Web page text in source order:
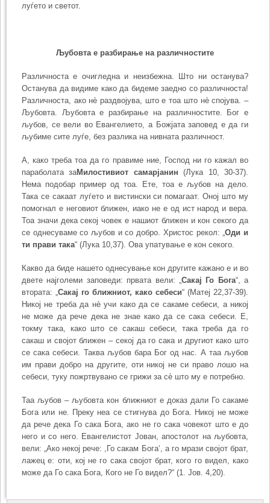
луѓето и светот.
Љубовта е разбирање на различностите
Различноста е очигледна и неизбежна. Што ни останува?
Останува да видиме како да бидеме заедно со различноста!
Различноста, ако нè раздвојува, што е тоа што нè спојува. –
Љубовта. Љубовта е разбирање на различностите. Бог е
љубов, се вели во Евангелието, а Божјата заповед е да ги
љубиме сите луѓе, без разлика на нивната различност.
А, како треба тоа да го правиме ние, Господ ни го кажал во
параболата заМилостивиот самарјанин (Лука 10, 30-37).
Нема подобар пример од тоа. Ете, тоа е љубов на дело.
Така се сакаат луѓето и вистински си помагаат. Оној што му
помогнал е неговиот ближен, иако не е од ист народ и вера.
Тоа значи дека секој човек е нашиот ближен и кон секого да
се однесуваме со љубов и со добро. Христос рекол: „Оди и
ти прави така“ (Лука 10,37). Ова упатување е кон секого.
Какво да биде нашето однесување кон другите кажано е и во
двете најголеми заповеди: првата вели: „ Сакај Го Бога“, а
втората: „ Сакај го ближниот, како себеси“ (Матеј 22,37-39).
Никој не треба да нè учи како да се сакаме себеси, а никој
не може да рече дека не знае како да се сака себеси. Е,
токму така, како што се сакаш себеси, така треба да го
сакаш и својот ближен – секој да го сака и другиот како што
се сака себеси. Таква љубов бара Бог од нас. А таа љубов
им прави добро на другите, оти никој не си право лошо на
себеси, туку пожртвувано се грижи за сè што му е потребно.
Таа љубов – љубовта кон ближниот е доказ дали Го сакаме
Бога или не. Преку неа се стигнува до Бога. Никој не може
да рече дека Го сака Бога, ако не го сака човекот што е до
него и со него. Евангелистот Јован, апостолот на љубовта,
вели: „Ако некој рече: ,Го сакам Бога‘, а го мрази својот брат,
лажец е: оти, кој не го сака својот брат, кого го видел, како
може да Го сака Бога, Кого не Го видел?“ (1. Јов. 4,20).